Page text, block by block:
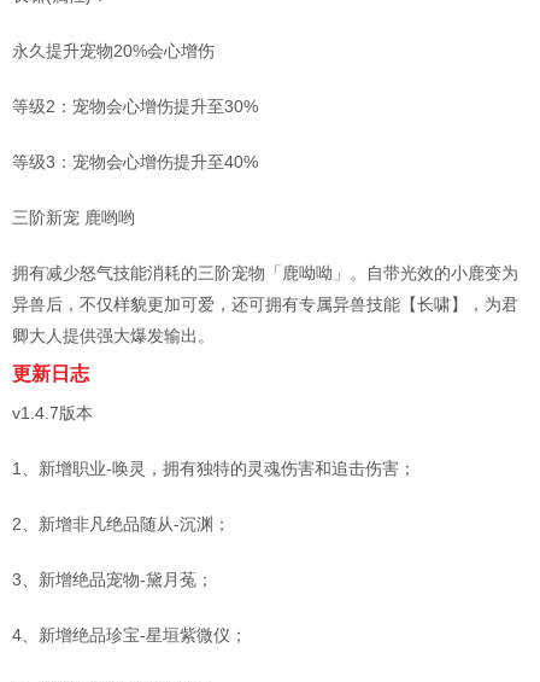
永久提升宠物20%会心增伤
等级2：宠物会心增伤提升至30%
等级3：宠物会心增伤提升至40%
三阶新宠 鹿哟哟
拥有减少怒气技能消耗的三阶宠物「鹿呦呦」。自带光效的小鹿变为
异兽后，不仅样貌更加可爱，还可拥有专属异兽技能【长啸】，为君
卿大人提供强大爆发输出。
更新日志
v1.4.7版本
1、新增职业-唤灵，拥有独特的灵魂伤害和追击伤害；
2、新增非凡绝品随从-沉渊；
3、新增绝品宠物-黛月菟；
4、新增绝品珍宝-星垣紫微仪；